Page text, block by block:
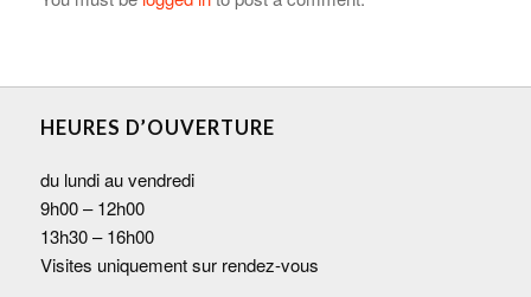
HEURES D’OUVERTURE
du lundi au vendredi
9h00 – 12h00
13h30 – 16h00
Visites uniquement sur rendez-vous